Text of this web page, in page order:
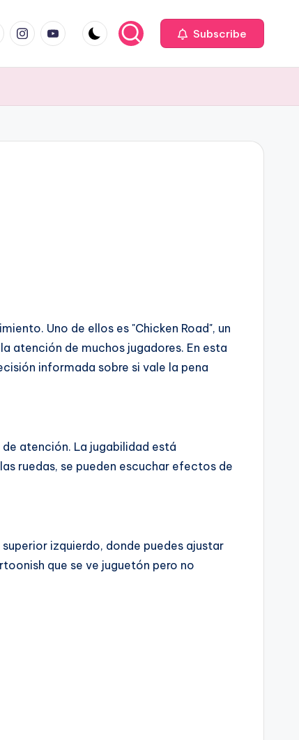
instagram.com
youtube.com Subscribe
Uno de ellos es "Chicken Road", un
atención de muchos jugadores. En esta
informada sobre si vale la pena
atención. La jugabilidad está
ruedas, se pueden escuchar efectos de
izquierdo, donde puedes ajustar
que se ve juguetón pero no